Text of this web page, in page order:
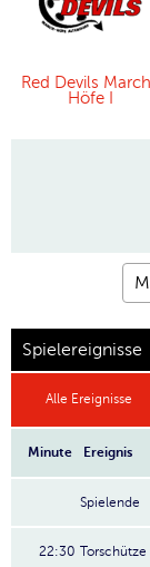
Red Devils
Höfe I
Spielereignisse
Alle Ereignisse
Minute Ereignis
Spielende
22:30 Torschütze